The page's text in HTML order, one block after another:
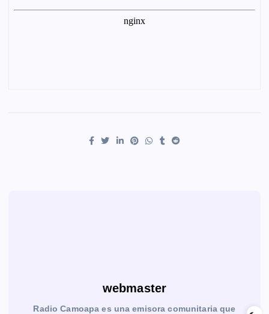
webmaster
Radio Camoapa es una emisora comunitaria que